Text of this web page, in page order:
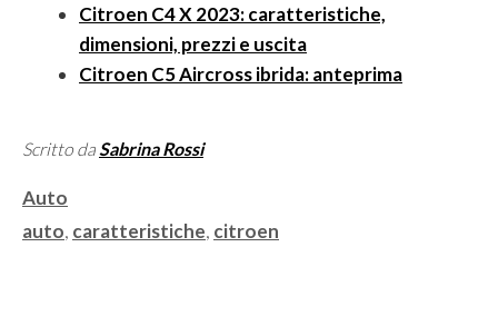
Citroen C4 X 2023: caratteristiche,
dimensioni, prezzi e uscita
Citroen C5 Aircross ibrida: anteprima
Scritto daSabrina Rossi
Categorie
Auto
Tag
auto, caratteristiche, citroen